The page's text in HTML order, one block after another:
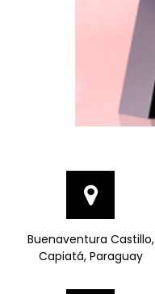
Buenaventura Castillo,
Capiatá, Paraguay